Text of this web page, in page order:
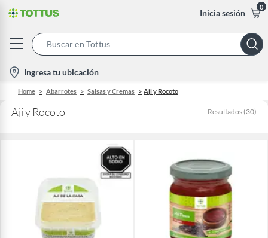
Inicia sesión
0
Bar
location-
icon
Ingresa tu ubicación
Home Abarrotes Salsas y Cremas Aji y Rocoto
Aji y Rocoto Resultados (30)